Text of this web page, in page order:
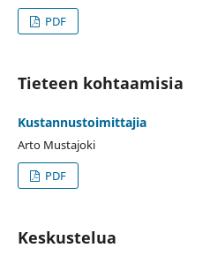
PDF
Tieteen kohtaamisia
Kustannustoimittajia
Arto Mustajoki
PDF
Keskustelua